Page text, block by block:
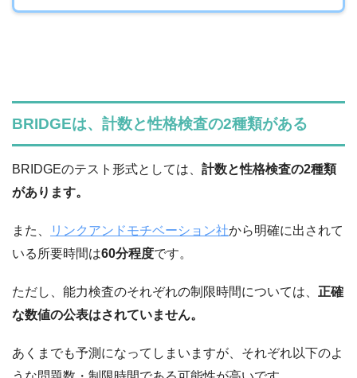
BRIDGEは、計数と性格検査の2種類がある
BRIDGEのテスト形式としては、 計数と性格検査の2種類
があります。
また、 リンクアンドモチベーション社から明確に出されて
いる所要時間は60分程度です。
ただし、能力検査のそれぞれの制限時間については、 正確
な数値の公表はされていません。
あくまでも予測になってしまいますが、それぞれ以下のよ